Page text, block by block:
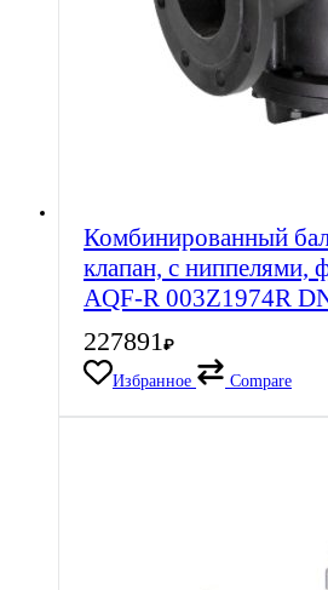
Комбинированный
клапан, с ниппелями,
AQF-R 003Z1974R
227891₽
Избранное
Compare